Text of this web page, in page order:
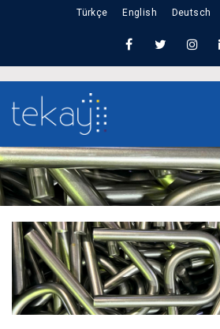
Türkçe English Deutsch
U-Cıvatalar Neden Diş
Bükülür: Güç, Hassasiyet ve